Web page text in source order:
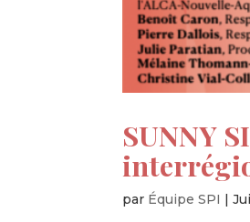
SUNNY
par Équipe SPI |